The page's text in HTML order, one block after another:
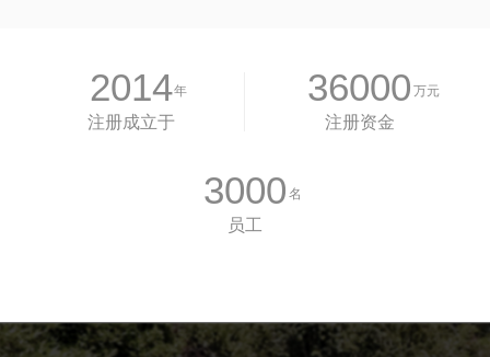
2014年
注册成立于
36000 万元
注册资金
3000 名
员工